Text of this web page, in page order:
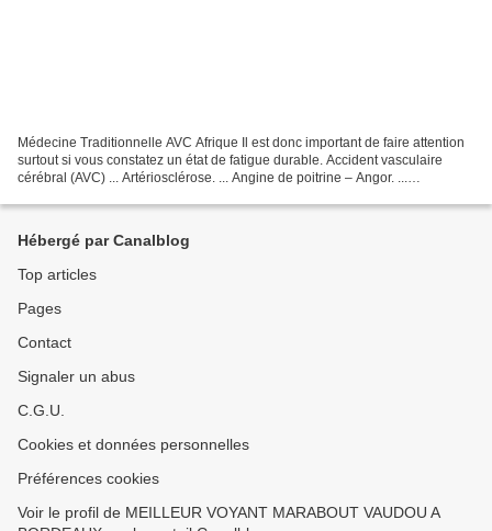
Médecine Traditionnelle AVC Afrique Il est donc important de faire attention
surtout si vous constatez un état de fatigue durable. Accident vasculaire
cérébral (AVC) ... Artériosclérose. ... Angine de poitrine – Angor. ...
Hébergé par Canalblog
Top articles
Pages
Contact
Signaler un abus
C.G.U.
Cookies et données personnelles
Préférences cookies
Voir le profil de MEILLEUR VOYANT MARABOUT VAUDOU A